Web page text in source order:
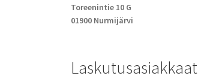
Toreenintie 10 G
01900 Nurmijärvi
Laskutusasiakkaat